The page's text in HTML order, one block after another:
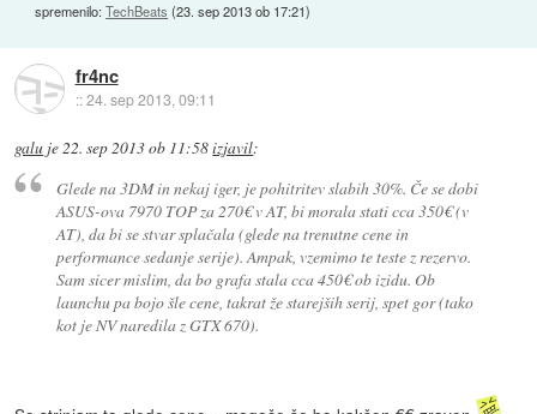
spremenilo:TechBeats (23. sep 2013 ob 17:21)
fr4nc
::24. sep 2013, 09:11
galu je22. sep 2013 ob 11:58izjavil:
Glede na 3DM in nekaj iger, je pohitritev slabih 30%. Če se dobi
ASUS-ova 7970 TOP za 270€ v AT, bi morala stati cca 350€ (v
AT), da bi se stvar splačala (glede na trenutne cene in
performance sedanje serije). Ampak, vzemimo te teste z rezervo.
Sam sicer mislim, da bo grafa stala cca 450€ ob izidu. Ob
launchu pa bojo šle cene, takrat že starejših serij, spet gor (tako
kot je NV naredila z GTX 670).